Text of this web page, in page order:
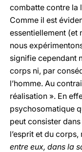
combatte contre la
Comme il est
essentiellement (et
nous
signifie cependant
corps ni, par
l’homme. Au
réalisation ». En
psychosomatique
peut consister
l’esprit et du corps,
entre eux, dans la